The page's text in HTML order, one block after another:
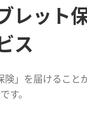
レット
ス
険」を届けること
す。